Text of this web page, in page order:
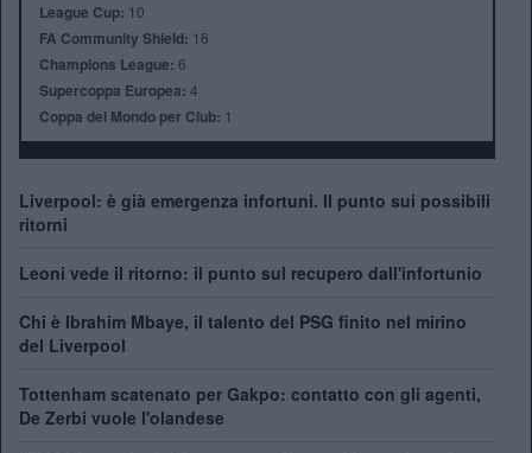
League Cup: 10
FA Community Shield: 16
Champions League: 6
Supercoppa Europea: 4
Coppa del Mondo per Club: 1
Liverpool: è già emergenza infortuni. Il punto sui possibili
ritorni
Leoni vede il ritorno: il punto sul recupero dall'infortunio
Chi è Ibrahim Mbaye, il talento del PSG finito nel mirino
del Liverpool
Tottenham scatenato per Gakpo: contatto con gli agenti,
De Zerbi vuole l'olandese